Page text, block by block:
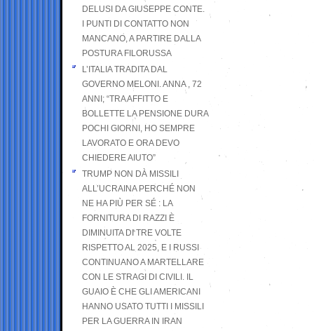
DELUSI DA GIUSEPPE CONTE.
I PUNTI DI CONTATTO NON
MANCANO, A PARTIRE DALLA
POSTURA FILORUSSA
L’ITALIA TRADITA DAL
GOVERNO MELONI. ANNA , 72
ANNI; “TRA AFFITTO E
BOLLETTE LA PENSIONE DURA
POCHI GIORNI, HO SEMPRE
LAVORATO E ORA DEVO
CHIEDERE AIUTO”
TRUMP NON DÀ MISSILI
ALL’UCRAINA PERCHÉ NON
NE HA PIÙ PER SÉ : LA
FORNITURA DI RAZZI È
DIMINUITA DI TRE VOLTE
RISPETTO AL 2025, E I RUSSI
CONTINUANO A MARTELLARE
CON LE STRAGI DI CIVILI. IL
GUAIO È CHE GLI AMERICANI
HANNO USATO TUTTI I MISSILI
PER LA GUERRA IN IRAN